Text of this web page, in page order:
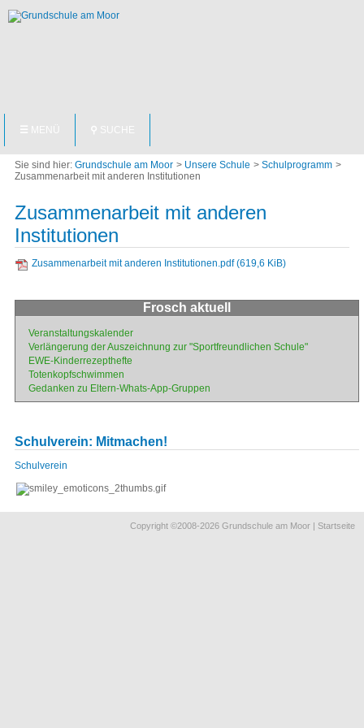
NAVIGATION
☰ MENÜ ⚲ SUCHE
Grundschule am Moor Unsere Schule
Schulprogramm
Zusammenarbeit mit anderen Institutionen
Zusammenarbeit mit anderen
Institutionen
Zusammenarbeit mit anderen Institutionen.pdf(619,6 KiB)
Frosch aktuell
Navigation
überspringen
Veranstaltungskalender
Verlängerung der Auszeichnung zur "Sportfreundlichen Schule"
EWE-Kinderrezepthefte
Totenkopfschwimmen
Gedanken zu Eltern-Whats-App-Gruppen
Schulverein: Mitmachen!
Navigation
Schulverein
Copyright ©2008-2026 Grundschule am Moor | Startseite